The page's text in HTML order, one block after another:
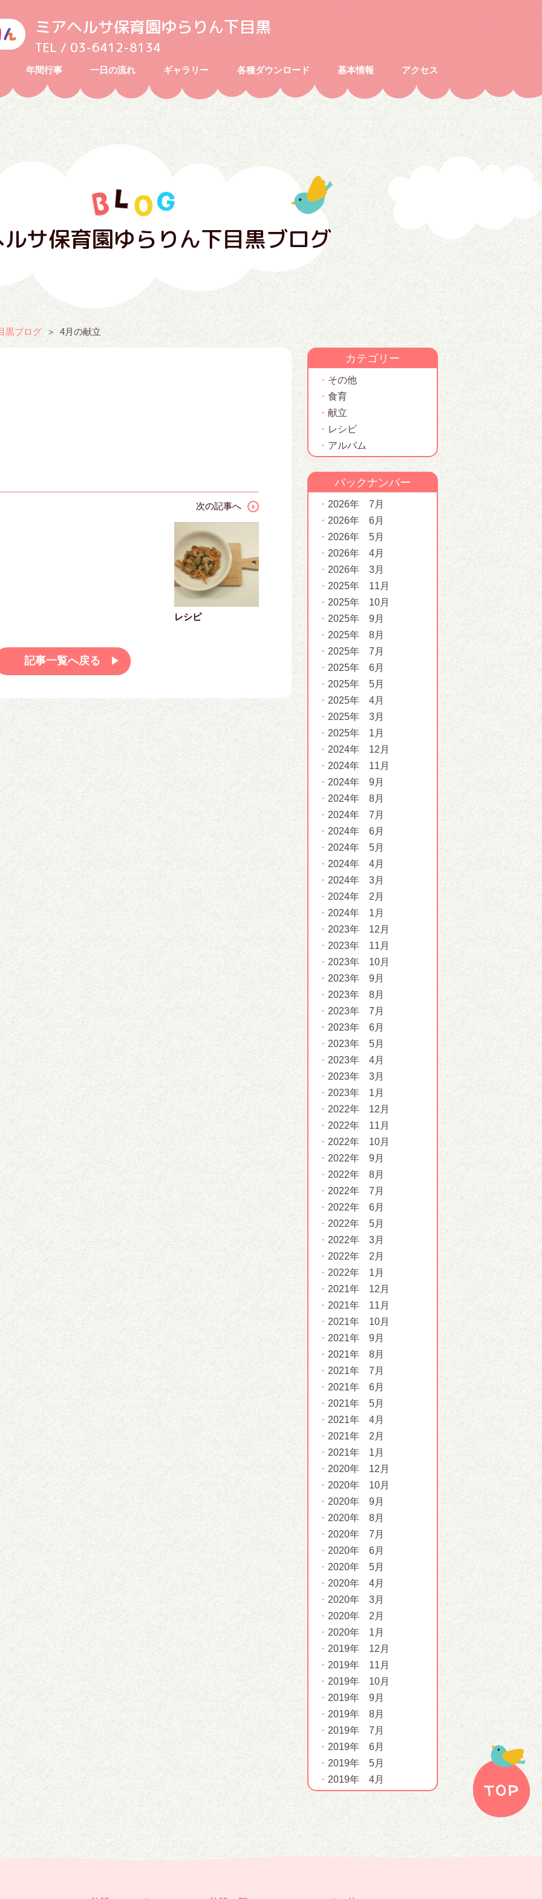
ミアヘルサ保育園ゆらりん下目黒
TEL / 03-6412-8134
年間行事 一日の流れ ギャラリー 各種ダウンロード 基本情報 アクセス
サ保育園ゆらりん下目黒ブログ
黒ブログ 4月の献立
次の記事へ
レシピ
記事一覧へ戻る
カテゴリー
その他
食育
献立
レシピ
アルバム
バックナンバー
2026年 7月
2026年 6月
2026年 5月
2026年 4月
2026年 3月
2025年 11月
2025年 10月
2025年 9月
2025年 8月
2025年 7月
2025年 6月
2025年 5月
2025年 4月
2025年 3月
2025年 1月
2024年 12月
2024年 11月
2024年 9月
2024年 8月
2024年 7月
2024年 6月
2024年 5月
2024年 4月
2024年 3月
2024年 2月
2024年 1月
2023年 12月
2023年 11月
2023年 10月
2023年 9月
2023年 8月
2023年 7月
2023年 6月
2023年 5月
2023年 4月
2023年 3月
2023年 1月
2022年 12月
2022年 11月
2022年 10月
2022年 9月
2022年 8月
2022年 7月
2022年 6月
2022年 5月
2022年 3月
2022年 2月
2022年 1月
2021年 12月
2021年 11月
2021年 10月
2021年 9月
2021年 8月
2021年 7月
2021年 6月
2021年 5月
2021年 4月
2021年 2月
2021年 1月
2020年 12月
2020年 10月
2020年 9月
2020年 8月
2020年 7月
2020年 6月
2020年 5月
2020年 4月
2020年 3月
2020年 2月
2020年 1月
2019年 12月
2019年 11月
2019年 10月
2019年 9月
2019年 8月
2019年 7月
2019年 6月
2019年 5月
2019年 4月